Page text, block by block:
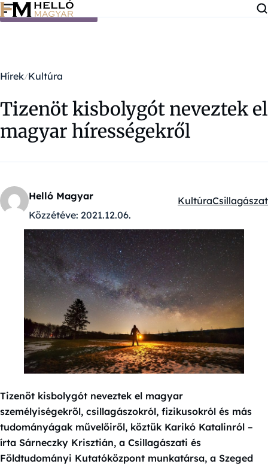
Ugrás a tartalomra
Hírek Kultúra
Tizenöt kisbolygót neveztek el
magyar hírességekről
Helló Magyar
Közzétéve: 2021.12.06.
Kategóriák:
KultúraCsillagászat
Tizenöt kisbolygót neveztek el magyar
személyiségekről, csillagászokról, fizikusokról és más
tudományágak művelőiről, köztük Karikó Katalinról –
írta Sárneczky Krisztián, a Csillagászati és
Földtudományi Kutatóközpont munkatársa, a Szeged